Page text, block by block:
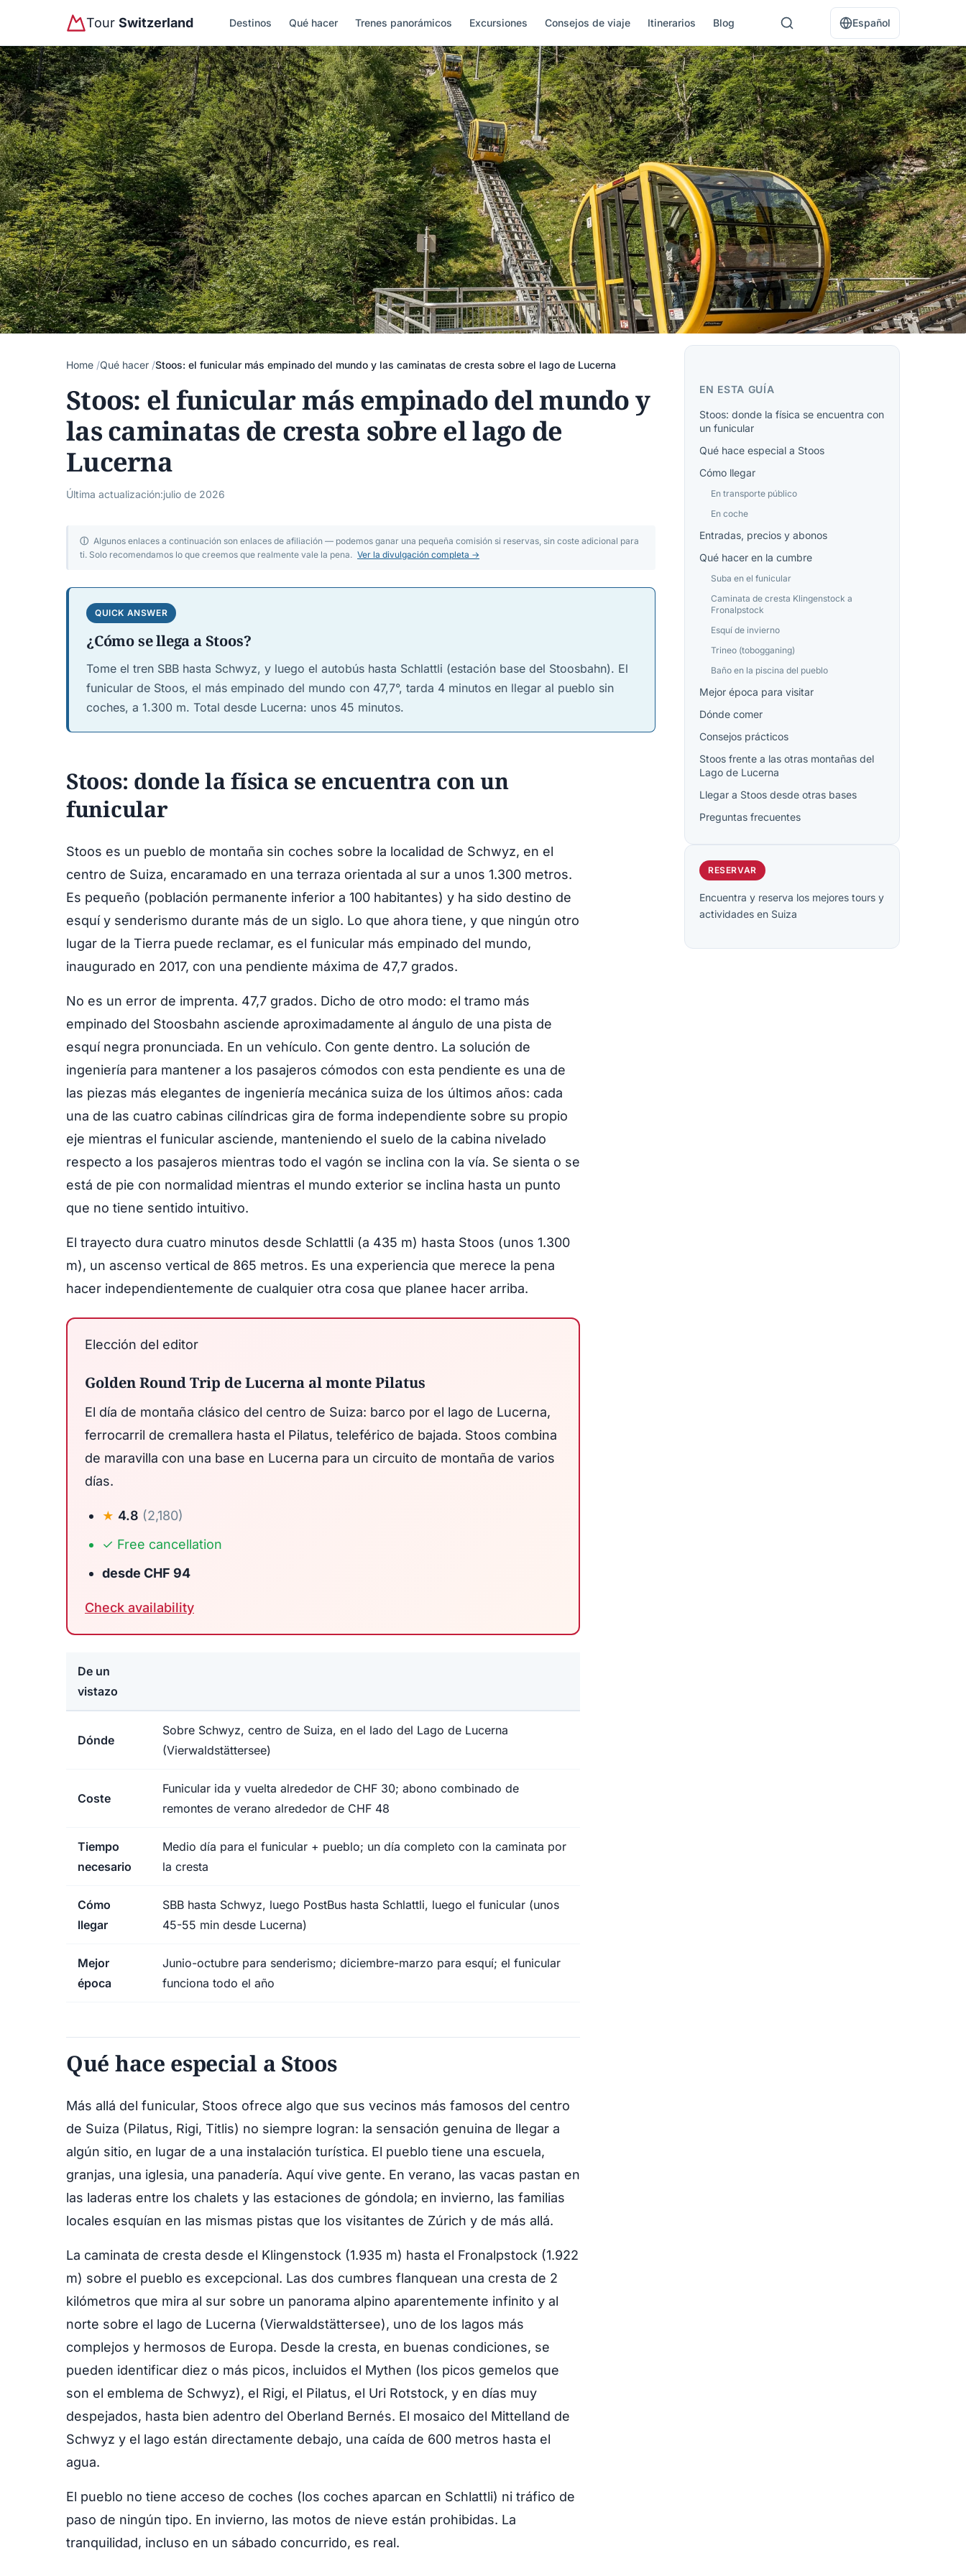
Tour Switzerland Destinos Qué hacer Trenes panorámicos Excursiones Consejos de viaje Itinerarios Blog Español
Home Qué hacer Stoos: el funicular más empinado del mundo y las caminatas de cresta sobre el lago de Lucerna
Stoos: el funicular más empinado del mundo y
las caminatas de cresta sobre el lago de
Lucerna
Última actualización:julio de 2026
ⓘ Algunos enlaces a continuación son enlaces de afiliación — podemos ganar una pequeña comisión si reservas, sin coste adicional para
ti. Solo recomendamos lo que creemos que realmente vale la pena. Ver la divulgación completa →
QUICK ANSWER
¿Cómo se llega a Stoos?
Tome el tren SBB hasta Schwyz, y luego el autobús hasta Schlattli (estación base del Stoosbahn). El
funicular de Stoos, el más empinado del mundo con 47,7°, tarda 4 minutos en llegar al pueblo sin
coches, a 1.300 m. Total desde Lucerna: unos 45 minutos.
Stoos: donde la física se encuentra con un
funicular
Stoos es un pueblo de montaña sin coches sobre la localidad de Schwyz, en el
centro de Suiza, encaramado en una terraza orientada al sur a unos 1.300 metros.
Es pequeño (población permanente inferior a 100 habitantes) y ha sido destino de
esquí y senderismo durante más de un siglo. Lo que ahora tiene, y que ningún otro
lugar de la Tierra puede reclamar, es el funicular más empinado del mundo,
inaugurado en 2017, con una pendiente máxima de 47,7 grados.
No es un error de imprenta. 47,7 grados. Dicho de otro modo: el tramo más
empinado del Stoosbahn asciende aproximadamente al ángulo de una pista de
esquí negra pronunciada. En un vehículo. Con gente dentro. La solución de
ingeniería para mantener a los pasajeros cómodos con esta pendiente es una de
las piezas más elegantes de ingeniería mecánica suiza de los últimos años: cada
una de las cuatro cabinas cilíndricas gira de forma independiente sobre su propio
eje mientras el funicular asciende, manteniendo el suelo de la cabina nivelado
respecto a los pasajeros mientras todo el vagón se inclina con la vía. Se sienta o se
está de pie con normalidad mientras el mundo exterior se inclina hasta un punto
que no tiene sentido intuitivo.
El trayecto dura cuatro minutos desde Schlattli (a 435 m) hasta Stoos (unos 1.300
m), un ascenso vertical de 865 metros. Es una experiencia que merece la pena
hacer independientemente de cualquier otra cosa que planee hacer arriba.
Elección del editor
Golden Round Trip de Lucerna al monte Pilatus
El día de montaña clásico del centro de Suiza: barco por el lago de Lucerna,
ferrocarril de cremallera hasta el Pilatus, teleférico de bajada. Stoos combina
de maravilla con una base en Lucerna para un circuito de montaña de varios
días.
★ 4.8 (2,180)
✓ Free cancellation
desde CHF 94
Check availability
De un
vistazo
Dónde
Sobre Schwyz, centro de Suiza, en el lado del Lago de Lucerna
(Vierwaldstättersee)
Coste
Funicular ida y vuelta alrededor de CHF 30; abono combinado de
remontes de verano alrededor de CHF 48
Tiempo
necesario
Medio día para el funicular + pueblo; un día completo con la caminata por
la cresta
Cómo
llegar
SBB hasta Schwyz, luego PostBus hasta Schlattli, luego el funicular (unos
45-55 min desde Lucerna)
Mejor
época
Junio-octubre para senderismo; diciembre-marzo para esquí; el funicular
funciona todo el año
Qué hace especial a Stoos
Más allá del funicular, Stoos ofrece algo que sus vecinos más famosos del centro
de Suiza (Pilatus, Rigi, Titlis) no siempre logran: la sensación genuina de llegar a
algún sitio, en lugar de a una instalación turística. El pueblo tiene una escuela,
granjas, una iglesia, una panadería. Aquí vive gente. En verano, las vacas pastan en
las laderas entre los chalets y las estaciones de góndola; en invierno, las familias
locales esquían en las mismas pistas que los visitantes de Zúrich y de más allá.
La caminata de cresta desde el Klingenstock (1.935 m) hasta el Fronalpstock (1.922
m) sobre el pueblo es excepcional. Las dos cumbres flanquean una cresta de 2
kilómetros que mira al sur sobre un panorama alpino aparentemente infinito y al
norte sobre el lago de Lucerna (Vierwaldstättersee), uno de los lagos más
complejos y hermosos de Europa. Desde la cresta, en buenas condiciones, se
pueden identificar diez o más picos, incluidos el Mythen (los picos gemelos que
son el emblema de Schwyz), el Rigi, el Pilatus, el Uri Rotstock, y en días muy
despejados, hasta bien adentro del Oberland Bernés. El mosaico del Mittelland de
Schwyz y el lago están directamente debajo, una caída de 600 metros hasta el
agua.
El pueblo no tiene acceso de coches (los coches aparcan en Schlattli) ni tráfico de
paso de ningún tipo. En invierno, las motos de nieve están prohibidas. La
tranquilidad, incluso en un sábado concurrido, es real.
EN ESTA GUÍA
Stoos: donde la física se encuentra con
un funicular
Qué hace especial a Stoos
Cómo llegar
En transporte público
En coche
Entradas, precios y abonos
Qué hacer en la cumbre
Suba en el funicular
Caminata de cresta Klingenstock a
Fronalpstock
Esquí de invierno
Trineo (tobogganing)
Baño en la piscina del pueblo
Mejor época para visitar
Dónde comer
Consejos prácticos
Stoos frente a las otras montañas del
Lago de Lucerna
Llegar a Stoos desde otras bases
Preguntas frecuentes
RESERVAR
Encuentra y reserva los mejores tours y
actividades en Suiza